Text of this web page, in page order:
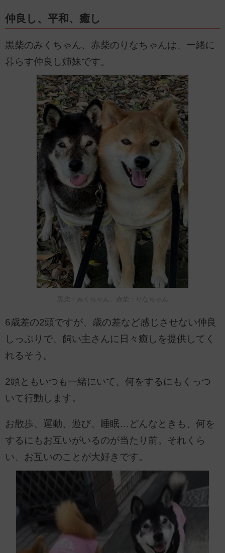
仲良し、平和、癒し
黒柴のみくちゃん、赤柴のりなちゃんは、一緒に
暮らす仲良し姉妹です。
黒柴：みくちゃん、赤柴：りなちゃん
6歳差の2頭ですが、歳の差など感じさせない仲良
しっぷりで、飼い主さんに日々癒しを提供してく
れるそう。
2頭ともいつも一緒にいて、何をするにもくっつ
いて行動します。
お散歩、運動、遊び、睡眠…どんなときも、何を
するにもお互いがいるのが当たり前。それくら
い、お互いのことが大好きです。